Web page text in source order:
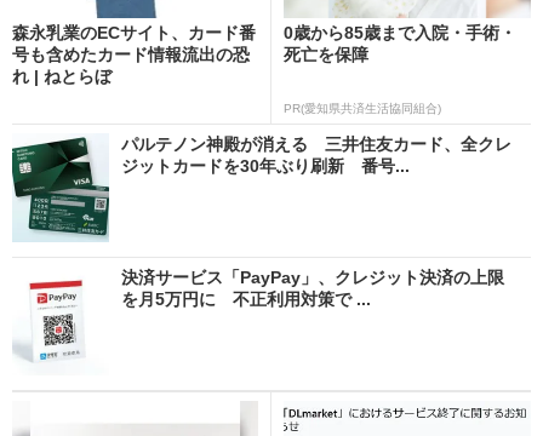
森永乳業のECサイト、カード番
号も含めたカード情報流出の恐
れ | ねとらぼ
0歳から85歳まで入院・手術・
死亡を保障
PR(愛知県共済生活協同組合)
パルテノン神殿が消える 三井住友カード、全クレ
ジットカードを30年ぶり刷新 番号...
決済サービス「PayPay」、クレジット決済の上限
を月5万円に 不正利用対策で ...